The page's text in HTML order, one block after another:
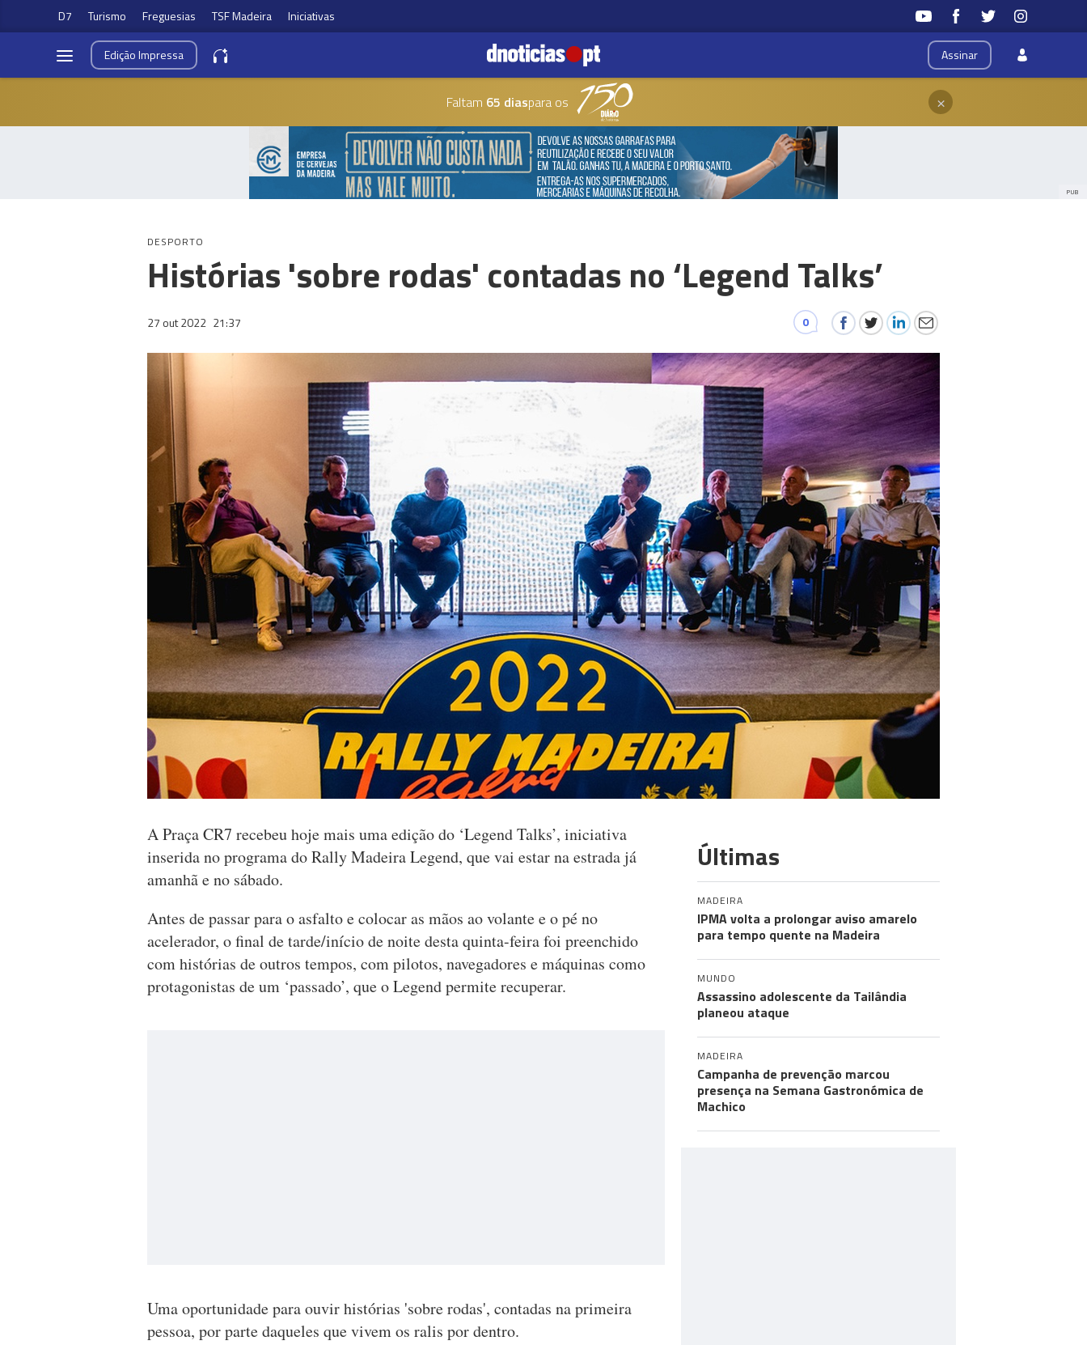
D7 Turismo Freguesias TSF Madeira Iniciativas
Assinar
EdiçãoImpressa
Faltam 65 diaspara os ×
PUB
DESPORTO
Histórias 'sobre rodas' contadas no ‘Legend Talks’
27 out 2022 21:37 0
A Praça CR7 recebeu hoje mais uma edição do ‘Legend Talks’, iniciativa
inserida no programa do Rally Madeira Legend, que vai estar na estrada já
amanhã e no sábado.
Antes de passar para o asfalto e colocar as mãos ao volante e o pé no
acelerador, o final de tarde/início de noite desta quinta-feira foi preenchido
com histórias de outros tempos, com pilotos, navegadores e máquinas como
protagonistas de um ‘passado’, que o Legend permite recuperar.
Uma oportunidade para ouvir histórias 'sobre rodas', contadas na primeira
pessoa, por parte daqueles que vivem os ralis por dentro.
Últimas
MADEIRA
IPMA volta a prolongar aviso amarelo
para tempo quente na Madeira
MUNDO
Assassino adolescente da Tailândia
planeou ataque
MADEIRA
Campanha de prevenção marcou
presença na Semana Gastronómica de
Machico